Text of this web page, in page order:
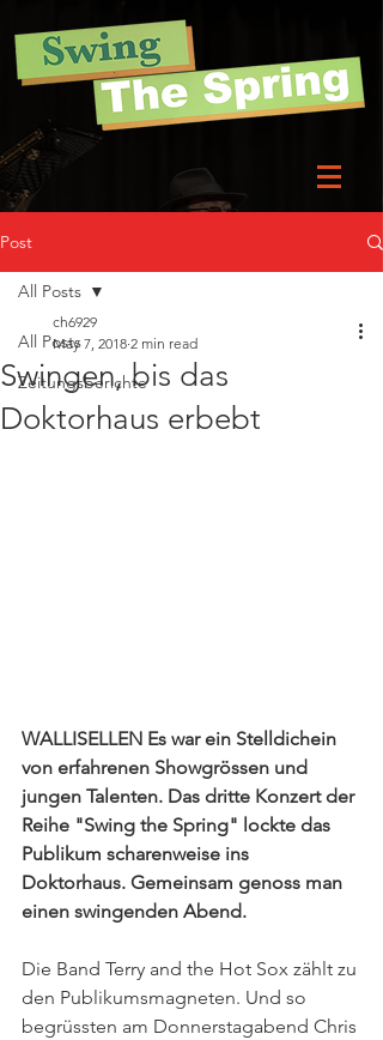
Post
All Posts
Zeitungsberichte
All Posts
Swingen, bis das
Doktorhaus erbebt
ch6929
May 7, 2018 2 min read
WALLISELLEN Es war ein Stelldichein
von erfahrenen Showgrössen und
jungen Talenten. Das dritte Konzert der
Reihe "Swing the Spring" lockte das
Publikum scharenweise ins
Doktorhaus. Gemeinsam genoss man
einen swingenden Abend.
Die Band Terry and the Hot Sox zählt zu
den Publikumsmagneten. Und so
begrüssten am Donnerstagabend Chris